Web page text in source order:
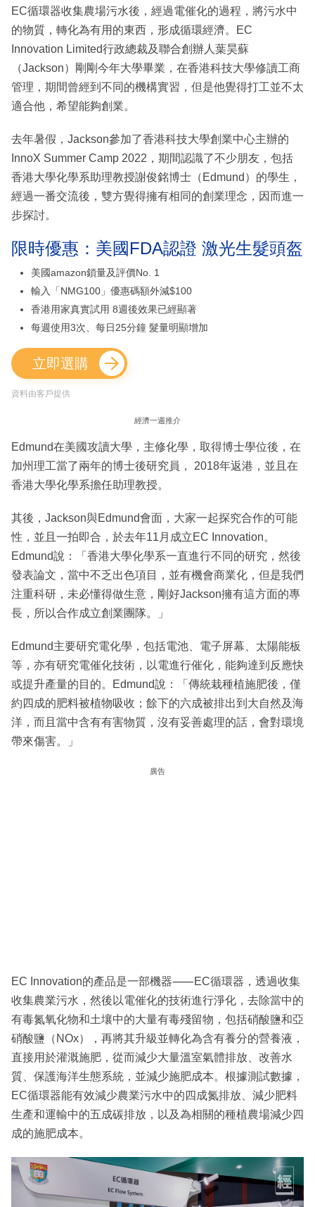
EC循環器收集農場污水後，經過電催化的過程，將污水中
的物質，轉化為有用的東西，形成循環經濟。EC
Innovation Limited行政總裁及聯合創辦人葉昊蘇
（Jackson）剛剛今年大學畢業，在香港科技大學修讀工商
管理，期間曾經到不同的機構實習，但是他覺得打工並不太
適合他，希望能夠創業。
去年暑假，Jackson參加了香港科技大學創業中心主辦的
InnoX Summer Camp 2022，期間認識了不少朋友，包括
香港大學化學系助理教授謝俊銘博士（Edmund）的學生，
經過一番交流後，雙方覺得擁有相同的創業理念，因而進一
步探討。
限時優惠：美國FDA認證 激光生髮頭盔
美國amazon鎖量及評價No. 1
輸入「NMG100」優惠碼額外減$100
香港用家真實試用 8週後效果已經顯著
每週使用3次、每日25分鐘 髮量明顯增加
立即選購
資料由客戶提供
經濟一週推介
Edmund在美國攻讀大學，主修化學，取得博士學位後，在
加州理工當了兩年的博士後研究員， 2018年返港，並且在
香港大學化學系擔任助理教授。
其後，Jackson與Edmund會面，大家一起探究合作的可能
性，並且一拍即合，於去年11月成立EC Innovation。
Edmund說：「香港大學化學系一直進行不同的研究，然後
發表論文，當中不乏出色項目，並有機會商業化，但是我們
注重科研，未必懂得做生意，剛好Jackson擁有這方面的專
長，所以合作成立創業團隊。」
Edmund主要研究電化學，包括電池、電子屏幕、太陽能板
等，亦有研究電催化技術，以電進行催化，能夠達到反應快
或提升產量的目的。Edmund說：「傳統栽種植施肥後，僅
約四成的肥料被植物吸收；餘下的六成被排出到大自然及海
洋，而且當中含有有害物質，沒有妥善處理的話，會對環境
帶來傷害。」
廣告
EC Innovation的產品是一部機器⸺EC循環器，透過收集
收集農業污水，然後以電催化的技術進行淨化，去除當中的
有毒氮氧化物和土壤中的大量有毒殘留物，包括硝酸鹽和亞
硝酸鹽（NOx），再將其升級並轉化為含有養分的營養液，
直接用於灌溉施肥，從而減少大量溫室氣體排放、改善水
質、保護海洋生態系統，並減少施肥成本。根據測試數據，
EC循環器能有效減少農業污水中的四成氮排放、減少肥料
生產和運輸中的五成碳排放，以及為相關的種植農場減少四
成的施肥成本。